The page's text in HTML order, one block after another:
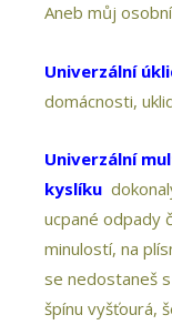
Aneb můj
Univerzální
domácnosti,
Univerzální
kyslíku
ucpané odpady
minulostí, na
se nedostaneš
špínu vyšťourá,